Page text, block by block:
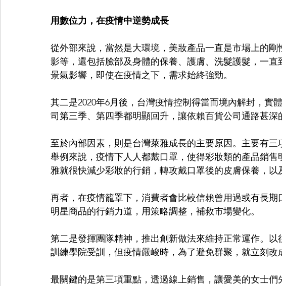
用數位力，在疫情中逆勢成長
從外部來說，當然是大環境，美妝產品一直是市場上的
影等，還包括臉部及身體的保養、護膚、洗髮護髮，一
景氣影響，即使在疫情之下，需求始終強勁。
其二是2020年6月後，台灣疫情控制得當而境內解封，實
司第三季、第四季都明顯回升，讓依賴百貨公司通路甚深
至於內部因素，則是台灣萊雅成長的主要原因。主要有三
舉例來說，疫情下人人都戴口罩，使得彩妝類的產品銷
雅就很快減少彩妝的行銷，轉攻戴口罩後的皮膚保養，以
再者，在疫情籠罩下，消費者會比較信賴曾用過或有長
明星商品的行銷力道，用策略調整，補救市場變化。
第二是發揮團隊精神，推出創新做法來維持正常運作。
訓練學院受訓，但疫情嚴峻時，為了避免群聚，就立刻改
最關鍵的是第三項重點，透過線上銷售，讓愛美的女士